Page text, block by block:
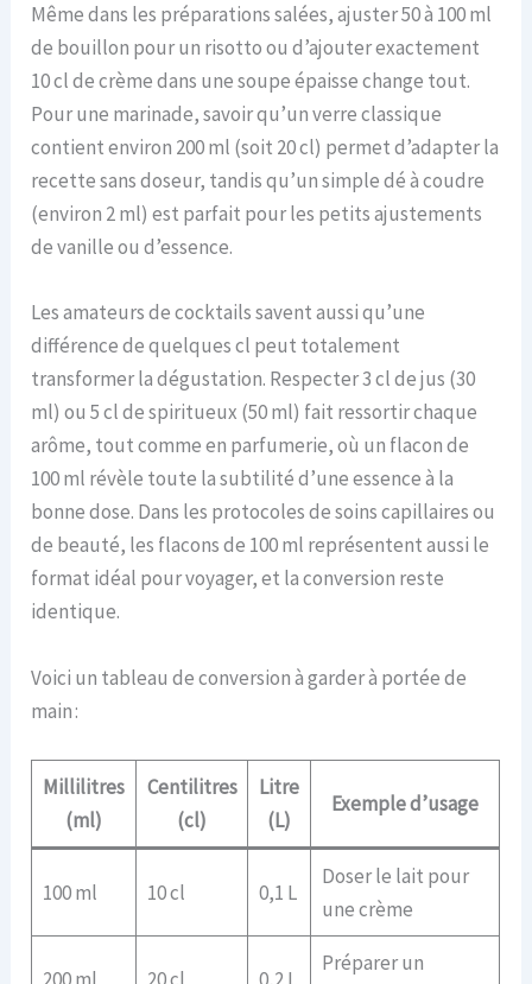
Même dans les préparations salées, ajuster 50 à 100 ml
de bouillon pour un risotto ou d’ajouter exactement
10 cl de crème dans une soupe épaisse change tout.
Pour une marinade, savoir qu’un verre classique
contient environ 200 ml (soit 20 cl) permet d’adapter la
recette sans doseur, tandis qu’un simple dé à coudre
(environ 2 ml) est parfait pour les petits ajustements
de vanille ou d’essence.
Les amateurs de cocktails savent aussi qu’une
différence de quelques cl peut totalement
transformer la dégustation. Respecter 3 cl de jus (30
ml) ou 5 cl de spiritueux (50 ml) fait ressortir chaque
arôme, tout comme en parfumerie, où un flacon de
100 ml révèle toute la subtilité d’une essence à la
bonne dose. Dans les protocoles de soins capillaires ou
de beauté, les flacons de 100 ml représentent aussi le
format idéal pour voyager, et la conversion reste
identique.
Voici un tableau de conversion à garder à portée de
main :
Millilitres
(ml)
Centilitres
(cl)
Litre
(L)
Exemple d’usage
100 ml 10 cl 0,1 L
Doser le lait pour
une crème
Préparer un